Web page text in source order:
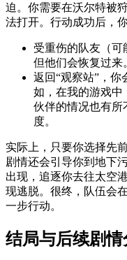
迫。你需要在沃尔特被
法打开。行动成功后，
受重伤的队友（可
但他们会恢复过来
返回“观察站”，你
如，在我的游戏中
伙伴的情况也有所
度。
实际上，只要你选择先
剧情还会引导你到地下
出现，追逐你去往太空
现逃脱。很终，队伍会
一步行动。
结局与后续剧情